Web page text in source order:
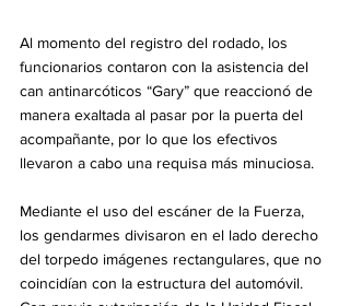
Al momento del registro del rodado, los
funcionarios contaron con la asistencia del
can antinarcóticos “Gary” que reaccionó de
manera exaltada al pasar por la puerta del
acompañante, por lo que los efectivos
llevaron a cabo una requisa más minuciosa.
Mediante el uso del escáner de la Fuerza,
los gendarmes divisaron en el lado derecho
del torpedo imágenes rectangulares, que no
coincidían con la estructura del automóvil.